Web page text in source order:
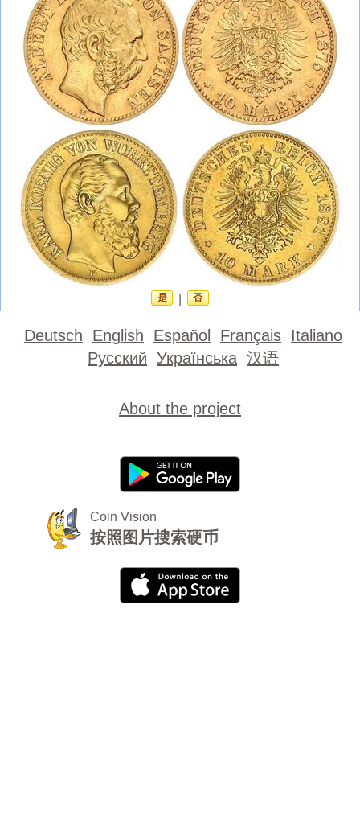
是 否
Deutsch English Español Français Italiano
Русский Українська 汉语
About the project
Coin Vision
按照图片搜索硬币